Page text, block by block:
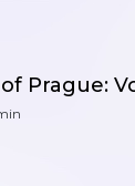
Prague: